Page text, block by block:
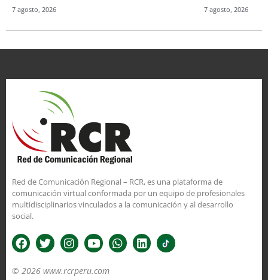
7 agosto, 2026 7 agosto, 2026
Red de Comunicación Regional – RCR, es una plataforma de
comunicación virtual conformada por un equipo de profesionales
multidisciplinarios vinculados a la comunicación y al desarrollo
social.
© 2026 www.rcrperu.com